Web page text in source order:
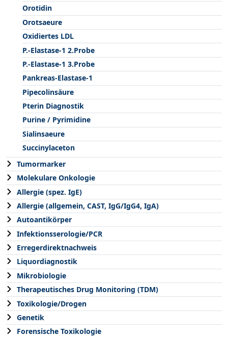
Orotidin
Orotsaeure
Oxidiertes LDL
P.-Elastase-1 2.Probe
P.-Elastase-1 3.Probe
Pankreas-Elastase-1
Pipecolinsäure
Pterin Diagnostik
Purine / Pyrimidine
Sialinsaeure
Succinylaceton
Tumormarker
Molekulare Onkologie
Allergie (spez. IgE)
Allergie (allgemein, CAST, IgG/IgG4, IgA)
Autoantikörper
Infektionsserologie/PCR
Erregerdirektnachweis
Liquordiagnostik
Mikrobiologie
Therapeutisches Drug Monitoring (TDM)
Toxikologie/Drogen
Genetik
Forensische Toxikologie